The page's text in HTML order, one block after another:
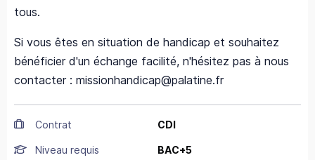
tous.
Si vous êtes en situation de handicap et souhaitez
bénéficier d'un échange facilité, n'hésitez pas à nous
contacter : missionhandicap@palatine.fr
Contrat CDI
Niveau requis BAC+5